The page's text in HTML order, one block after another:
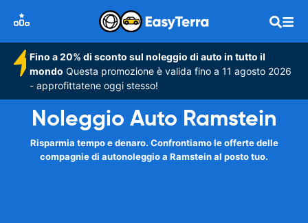
Fino a 20% di sconto sul noleggio di auto in tutto il
mondo Questa promozione è valida fino a 11 agosto 2026
- approfittatene oggi stesso!
Noleggio Auto Ramstein
Risparmia tempo e denaro. Confrontiamo le offerte delle
compagnie di autonoleggio a Ramstein al posto tuo.